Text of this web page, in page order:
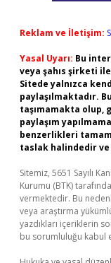
Reklam ve İletişim:
Yasal Uyarı: Bu
veya şahıs şirketi
Sitede yalnızca
paylaşılmaktadır.
taşımamakta olup,
paylaşım
benzerlikleri
taslak halindedir
Sitemiz, 5651 Sayılı
Kurumu (BTK)
vermektedir. Bu
veya araştırma
yazdıkları içeriklerin
bu sorumluluğu kabul